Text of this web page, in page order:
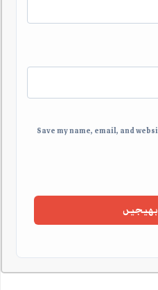
Save my name, email, and